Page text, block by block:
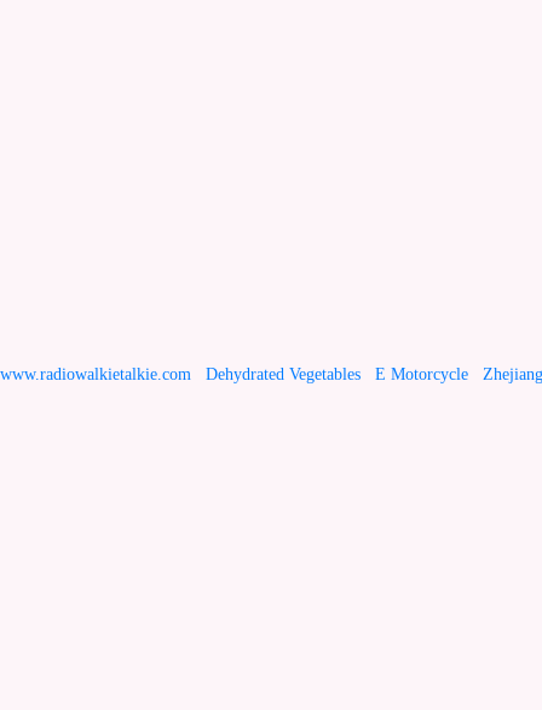
www.radiowalkietalkie.com Dehydrated Vegetables E Motorcycle